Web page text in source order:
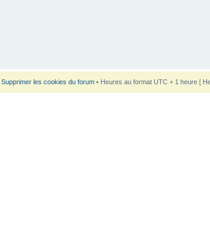
Supprimer les cookies du forum• Heures au format UTC + 1 heure [